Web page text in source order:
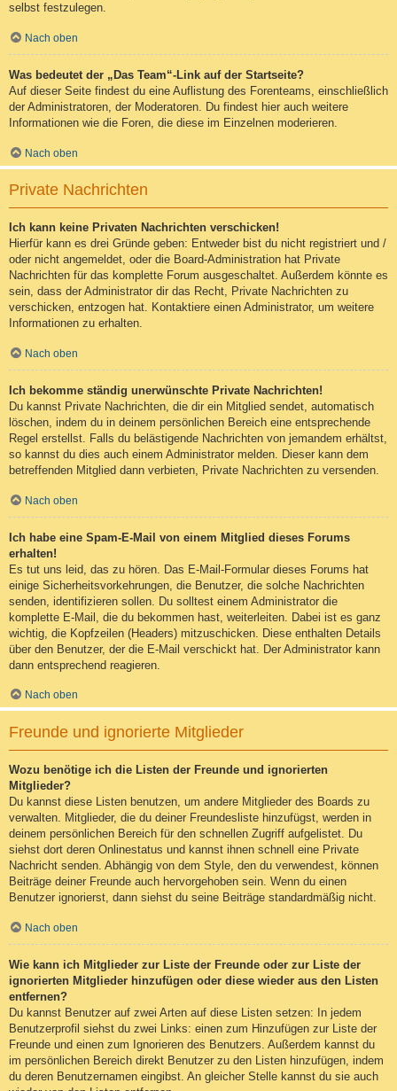
selbst festzulegen.
Nach oben
Was bedeutet der „Das Team“-Link auf der Startseite?
Auf dieser Seite findest du eine Auflistung des Forenteams, einschließlich
der Administratoren, der Moderatoren. Du findest hier auch weitere
Informationen wie die Foren, die diese im Einzelnen moderieren.
Nach oben
Private Nachrichten
Ich kann keine Privaten Nachrichten verschicken!
Hierfür kann es drei Gründe geben: Entweder bist du nicht registriert und /
oder nicht angemeldet, oder die Board-Administration hat Private
Nachrichten für das komplette Forum ausgeschaltet. Außerdem könnte es
sein, dass der Administrator dir das Recht, Private Nachrichten zu
verschicken, entzogen hat. Kontaktiere einen Administrator, um weitere
Informationen zu erhalten.
Nach oben
Ich bekomme ständig unerwünschte Private Nachrichten!
Du kannst Private Nachrichten, die dir ein Mitglied sendet, automatisch
löschen, indem du in deinem persönlichen Bereich eine entsprechende
Regel erstellst. Falls du belästigende Nachrichten von jemandem erhältst,
so kannst du dies auch einem Administrator melden. Dieser kann dem
betreffenden Mitglied dann verbieten, Private Nachrichten zu versenden.
Nach oben
Ich habe eine Spam-E-Mail von einem Mitglied dieses Forums
erhalten!
Es tut uns leid, das zu hören. Das E-Mail-Formular dieses Forums hat
einige Sicherheitsvorkehrungen, die Benutzer, die solche Nachrichten
senden, identifizieren sollen. Du solltest einem Administrator die
komplette E-Mail, die du bekommen hast, weiterleiten. Dabei ist es ganz
wichtig, die Kopfzeilen (Headers) mitzuschicken. Diese enthalten Details
über den Benutzer, der die E-Mail verschickt hat. Der Administrator kann
dann entsprechend reagieren.
Nach oben
Freunde und ignorierte Mitglieder
Wozu benötige ich die Listen der Freunde und ignorierten
Mitglieder?
Du kannst diese Listen benutzen, um andere Mitglieder des Boards zu
verwalten. Mitglieder, die du deiner Freundesliste hinzufügst, werden in
deinem persönlichen Bereich für den schnellen Zugriff aufgelistet. Du
siehst dort deren Onlinestatus und kannst ihnen schnell eine Private
Nachricht senden. Abhängig von dem Style, den du verwendest, können
Beiträge deiner Freunde auch hervorgehoben sein. Wenn du einen
Benutzer ignorierst, dann siehst du seine Beiträge standardmäßig nicht.
Nach oben
Wie kann ich Mitglieder zur Liste der Freunde oder zur Liste der
ignorierten Mitglieder hinzufügen oder diese wieder aus den Listen
entfernen?
Du kannst Benutzer auf zwei Arten auf diese Listen setzen: In jedem
Benutzerprofil siehst du zwei Links: einen zum Hinzufügen zur Liste der
Freunde und einen zum Ignorieren des Benutzers. Außerdem kannst du
im persönlichen Bereich direkt Benutzer zu den Listen hinzufügen, indem
du deren Benutzernamen eingibst. An gleicher Stelle kannst du sie auch